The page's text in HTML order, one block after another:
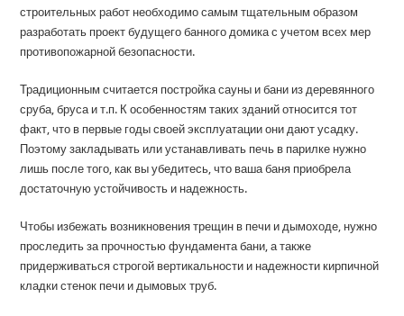
строительных работ необходимо самым тщательным образом
разработать проект будущего банного домика с учетом всех мер
противопожарной безопасности.
Традиционным считается постройка сауны и бани из деревянного
сруба, бруса и т.п. К особенностям таких зданий относится тот
факт, что в первые годы своей эксплуатации они дают усадку.
Поэтому закладывать или устанавливать печь в парилке нужно
лишь после того, как вы убедитесь, что ваша баня приобрела
достаточную устойчивость и надежность.
Чтобы избежать возникновения трещин в печи и дымоходе, нужно
проследить за прочностью фундамента бани, а также
придерживаться строгой вертикальности и надежности кирпичной
кладки стенок печи и дымовых труб.